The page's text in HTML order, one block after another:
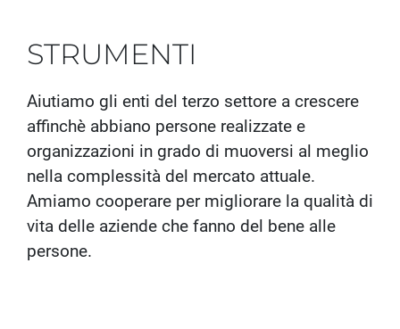
STRUMENTI
Aiutiamo gli enti del terzo settore a crescere
affinchè abbiano persone realizzate e
organizzazioni in grado di muoversi al meglio
nella complessità del mercato attuale.
Amiamo cooperare per migliorare la qualità di
vita delle aziende che fanno del bene alle
persone.